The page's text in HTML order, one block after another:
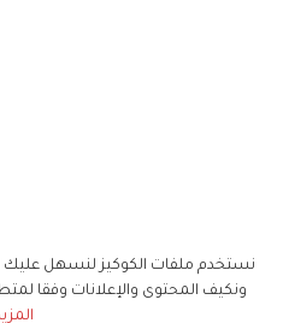
نستخدم ملفات الكوكيز لنسهل عليك
ونكيف المحتوى والإعلانات وفقا